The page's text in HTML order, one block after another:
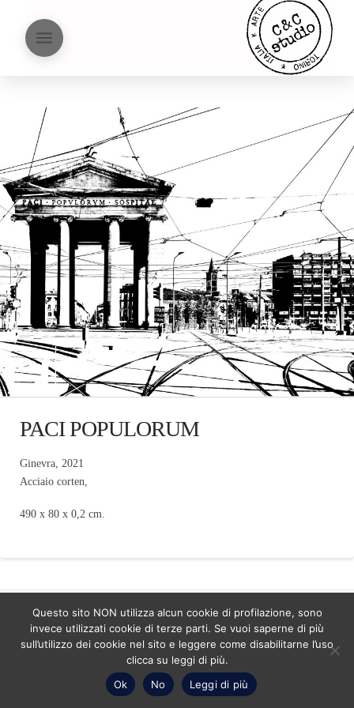
PACI POPULORUM
Ginevra, 2021
Acciaio corten,
490 x 80 x 0,2 cm.
ASSIGN A MENU
Facebook
LinkedIn
YouTube
Instagram
Pinterest
architetti -Mariagrazia Abbaldo 3351 - Paolo Albertelli 4802
Questo sito NON utilizza alcun cookie di profilazione, sono
invece utilizzati cookie di terze parti. Se vuoi saperne di più
sull’utilizzo dei cookie nel sito e leggere come disabilitarne l’uso
clicca su leggi di più.
Ok
No Leggi di più